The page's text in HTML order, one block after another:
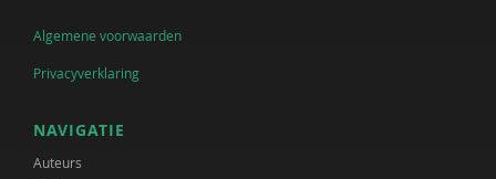
Algemene voorwaarden
Privacyverklaring
NAVIGATIE
Auteurs